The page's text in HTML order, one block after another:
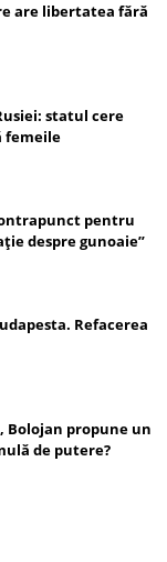
are libertatea fără
statul cere
femeile
pentru
despre gunoaie”
Refacerea
Bolojan propune un
de putere?